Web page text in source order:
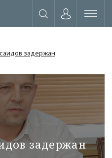
задержан
задержан